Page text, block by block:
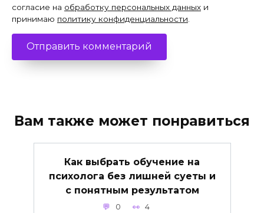
согласие на обработку персональных данных и
принимаю политику конфиденциальности
Вам также может понравиться
Как выбрать обучение на
психолога без лишней суеты и
с понятным результатом
0 4